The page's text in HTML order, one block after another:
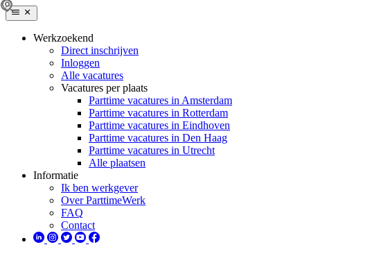
Werkzoekend
Direct inschrijven
Inloggen
Alle vacatures
Vacatures per plaats
Parttime vacatures in Amsterdam
Parttime vacatures in Rotterdam
Parttime vacatures in Eindhoven
Parttime vacatures in Den Haag
Parttime vacatures in Utrecht
Alle plaatsen
Informatie
Ik ben werkgever
Over ParttimeWerk
FAQ
Contact